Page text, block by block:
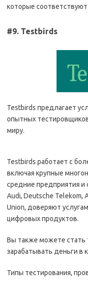
которые
#9. Testbirds
Testbirds предлагает
опытных
миру.
Testbirds работает с
включая крупные
средние предприятия и
Audi, Deutsche Telekom,
Union, доверяют
цифровых продуктов.
Вы также можете стать
зарабатывать деньги в
Типы тестирования,